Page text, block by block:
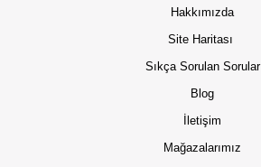
Hakkımızda
Site Haritası
Sıkça Sorulan Sorular
Blog
İletişim
Mağazalarımız